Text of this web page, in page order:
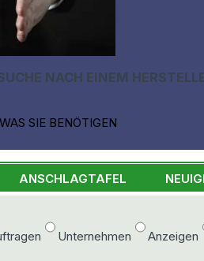
NACH EINEM
SIE BENÖTIGEN
ANSCHLAGTAFEL
Unternehmen Anzeigen